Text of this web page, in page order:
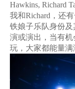
Hawkins, Richard
我和Richard，还
铁娘子乐队身份
演或演出，当有
玩，大家都能量